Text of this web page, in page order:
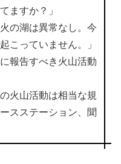
ますか？」
の湖は異常なし。今
こっていません。」
報告すべき火山活動
火山活動は相当な規
スステーション、聞